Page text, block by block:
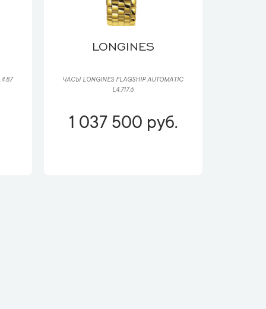
LONGINES
ЧАСЫ LONGINES FLAGSHIP AUTOMATIC
L4.717.6
1 037 500 руб.